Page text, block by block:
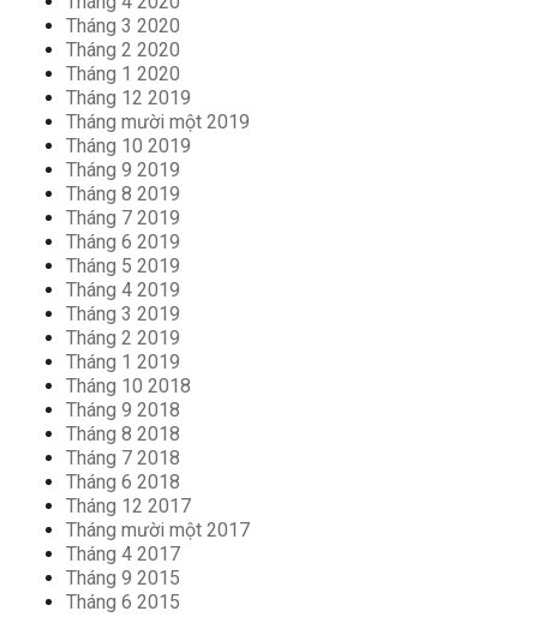
Tháng 3 2020
Tháng 2 2020
Tháng 1 2020
Tháng 12 2019
Tháng mười một 2019
Tháng 10 2019
Tháng 9 2019
Tháng 8 2019
Tháng 7 2019
Tháng 6 2019
Tháng 5 2019
Tháng 4 2019
Tháng 3 2019
Tháng 2 2019
Tháng 1 2019
Tháng 10 2018
Tháng 9 2018
Tháng 8 2018
Tháng 7 2018
Tháng 6 2018
Tháng 12 2017
Tháng mười một 2017
Tháng 4 2017
Tháng 9 2015
Tháng 6 2015